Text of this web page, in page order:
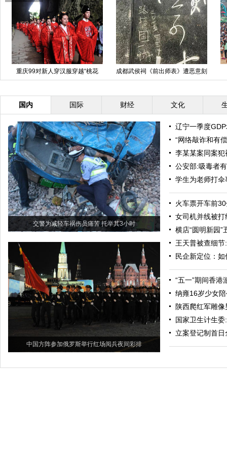
重庆99对新人穿汉服穿越“桃花
源”(高清组图)
成都武侯祠《前出师表》遭恶意刻
字
国内 国际 财经 文化
交警为减轻车祸伤员痛苦 托举其3小时
中国方阵参加俄罗斯举行红场阅兵夜间彩排
辽宁一季度
“网络敲诈和有
李某某案同案
公安部:吸毒者
学生为老师打
火车票开车前
女司机并线被
横店“圆明新园”
王天普被查细
民企新定位：如
“五一”期间香港
纳雍16岁少女
陕西爬红军雕
国家卫生计生
立案登记制首